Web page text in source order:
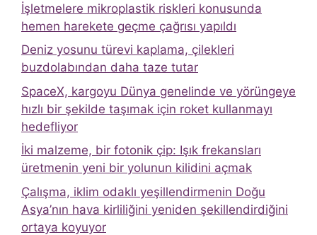
İşletmelere mikroplastik riskleri konusunda
hemen harekete geçme çağrısı yapıldı
Deniz yosunu türevi kaplama, çilekleri
buzdolabından daha taze tutar
SpaceX, kargoyu Dünya genelinde ve yörüngeye
hızlı bir şekilde taşımak için roket kullanmayı
hedefliyor
İki malzeme, bir fotonik çip: Işık frekansları
üretmenin yeni bir yolunun kilidini açmak
Çalışma, iklim odaklı yeşillendirmenin Doğu
Asya’nın hava kirliliğini yeniden şekillendirdiğini
ortaya koyuyor